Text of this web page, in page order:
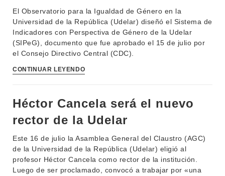
El Observatorio para la Igualdad de Género en la
Universidad de la República (Udelar) diseñó el Sistema de
Indicadores con Perspectiva de Género de la Udelar
(SIPeG), documento que fue aprobado el 15 de julio por
el Consejo Directivo Central (CDC).
CONTINUAR LEYENDO
Héctor Cancela será el nuevo
rector de la Udelar
Este 16 de julio la Asamblea General del Claustro (AGC)
de la Universidad de la República (Udelar) eligió al
profesor Héctor Cancela como rector de la institución.
Luego de ser proclamado, convocó a trabajar por «una